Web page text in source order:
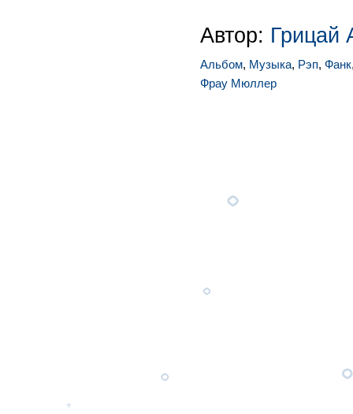
Автор: Грицай
Альбом, Музыка, Рэп, Фанк
Фрау Мюллер